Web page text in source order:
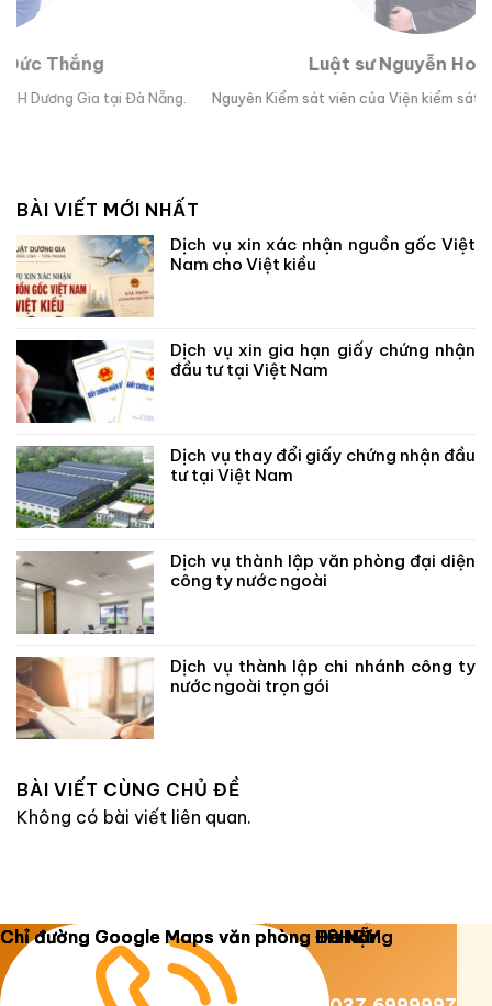
Luật sư Nguyễn Hoài Bão
Nguyên Kiểm sát viên của Viện kiểm sát nhân dân TP Đà Nẵng.
BÀI VIẾT MỚI NHẤT
Dịch vụ xin xác nhận nguồn gốc Việt
Nam cho Việt kiều
Dịch vụ xin gia hạn giấy chứng nhận
đầu tư tại Việt Nam
Dịch vụ thay đổi giấy chứng nhận đầu
tư tại Việt Nam
Dịch vụ thành lập văn phòng đại diện
công ty nước ngoài
Dịch vụ thành lập chi nhánh công ty
nước ngoài trọn gói
BÀI VIẾT CÙNG CHỦ ĐỀ
Không có bài viết liên quan.
Copyright 2026 © Luật Dương Gia